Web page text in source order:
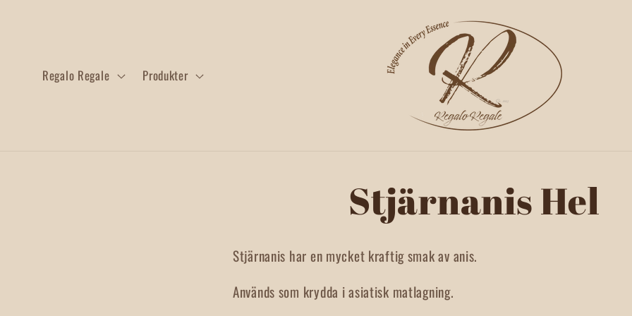
Regalo Regale Produkter
Stjärnanis Hel
Stjärnanis har en mycket kraftig smak av anis.
Används som krydda i asiatisk matlagning.